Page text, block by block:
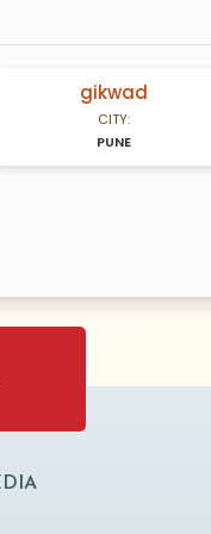
A Years oldgikwad
CITY:
PUNE